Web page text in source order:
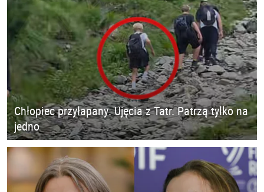
Chłopiec przyłapany. Ujęcia z Tatr. Patrzą tylko na
jedno